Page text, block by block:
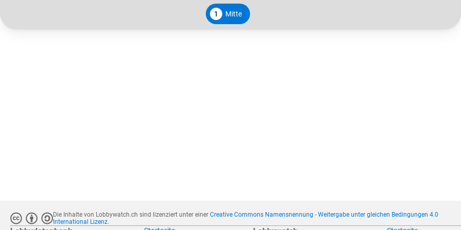
1 Mitte
Die Inhalte von Lobbywatch.ch sind lizenziert unter einerCreative Commons Namensnennung - Weitergabe unter gleichen Bedingungen 4.0
International Lizenz.